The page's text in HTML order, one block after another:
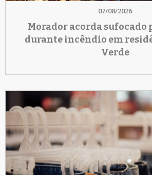
07/08/2026
Morador acorda sufocado
durante incêndio em
Verde